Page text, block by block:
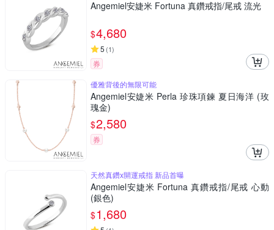
Angemiel安婕米 Fortuna 真鑽戒指/尾戒 流光
$4,680
5 (1)
券
優雅背後的無限可能
Angemiel安婕米 Perla 珍珠項鍊 夏日海洋 (玫
瑰金)
$2,580
券
天然真鑽x開運戒指 新品首曝
Angemiel安婕米 Fortuna 真鑽戒指/尾戒 心動
(銀色)
$1,680